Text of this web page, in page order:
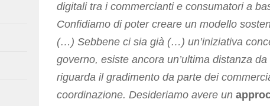
digitali tra i commercianti e consumatori a
Confidiamo di poter creare un modello
(…) Sebbene ci sia già (…) un’iniziativa
governo, esiste ancora un’ultima distanza
riguarda il gradimento da parte dei
coordinazione. Desideriamo avere un